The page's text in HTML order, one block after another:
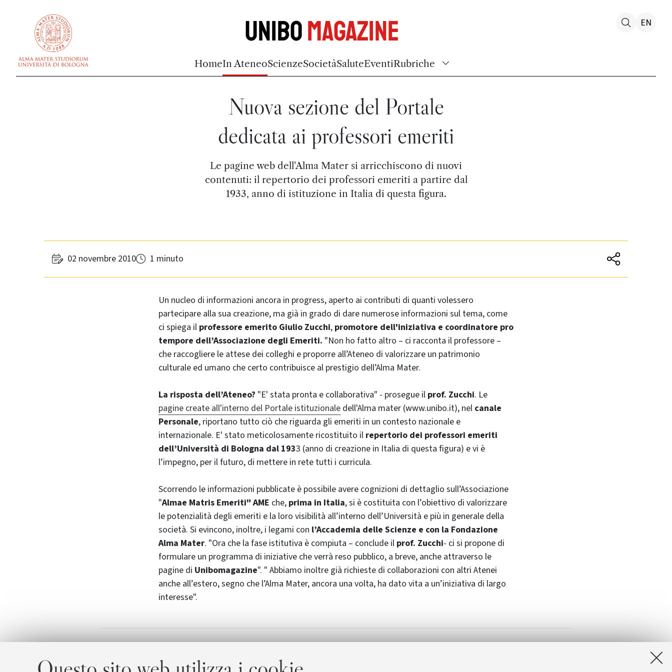
UniboMagazine
HomeIn AteneoScienzeSocietàSaluteEventiRubriche
EN
Nuova sezione del Portale
dedicata ai professori emeriti
Le pagine web dell'Alma Mater si arricchiscono di nuovi
contenuti: il repertorio dei professori emeriti a partire dal
1933, anno di istituzione in Italia di questa figura.
02 novembre 2010 1 minuto
Un nucleo di informazioni ancora in progress, aperto ai contributi di quanti volessero
partecipare alla sua creazione, ma già in grado di dare numerose informazioni sul tema, come
ci spiega il professore emerito Giulio Zucchi, promotore dell'iniziativa e coordinatore pro
tempore dell’Associazione degli Emeriti. "Non ho fatto altro – ci racconta il professore –
che raccogliere le attese dei colleghi e proporre all’Ateneo di valorizzare un patrimonio
culturale ed umano che certo contribuisce al prestigio dell’Alma Mater.
La risposta dell’Ateneo? "E' stata pronta e collaborativa" - prosegue il prof. Zucchi. Le
pagine create all'interno del Portale istituzionale dell'Alma mater (www.unibo.it), nel canale
Personale, riportano tutto ciò che riguarda gli emeriti in un contesto nazionale e
internazionale. E' stato meticolosamente ricostituito il repertorio dei professori emeriti
dell’Università di Bologna dal 1933 (anno di creazione in Italia di questa figura) e vi è
l’impegno, per il futuro, di mettere in rete tutti i curricula.
Scorrendo le informazioni pubblicate è possibile avere cognizioni di dettaglio sull’Associazione
"Almae Matris Emeriti" AME che, prima in Italia, si è costituita con l’obiettivo di valorizzare
le potenzialità degli emeriti e la loro visibilità all’interno dell’Università e più in generale della
società. Si evincono, inoltre, i legami con l’Accademia delle Scienze e con la Fondazione
Alma Mater. "Ora che la fase istitutiva è compiuta – conclude il prof. Zucchi- ci si propone di
formulare un programma di iniziative che verrà reso pubblico, a breve, anche attraverso le
pagine di Unibomagazine". " Abbiamo inoltre già richieste di collaborazioni con altri Atenei
anche all’estero, segno che l’Alma Mater, ancora una volta, ha dato vita a un’iniziativa di largo
interesse".
Allegati